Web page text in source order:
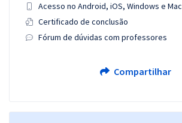
Acesso no Android, iOS, Windows e Mac
Certificado de conclusão
Fórum de dúvidas com professores
Compartilhar